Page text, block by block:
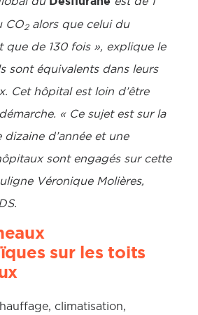
CO2alors que celui du
que de 130 fois », explique le
sont équivalents dans leurs
Cet hôpital est loin d’être
« Ce sujet est sur la
d’année et une
sont engagés sur cette
Véronique Molières,
sur les toits
climatisation,